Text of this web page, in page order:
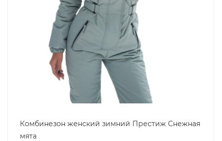
Комбинезон женский зимний Престиж Снежная
мята